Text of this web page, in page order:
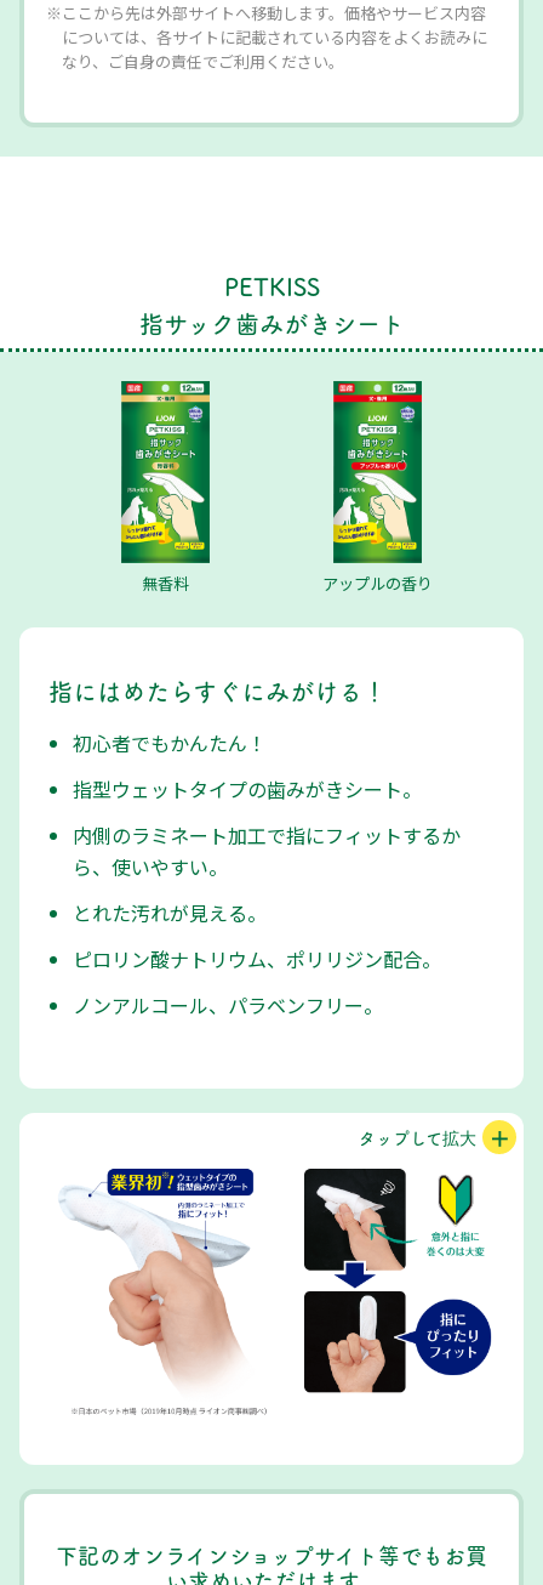
※ここから先は外部サイトへ移動します。価格やサービス内容
については、各サイトに記載されている内容をよくお読みに
なり、ご自身の責任でご利用ください。
PETKISS
指サック歯みがきシート
無香料 アップルの香り
指にはめたらすぐにみがける！
初心者でもかんたん！
指型ウェットタイプの歯みがきシート。
内側のラミネート加工で指にフィットするか
ら、使いやすい。
とれた汚れが見える。
ピロリン酸ナトリウム、ポリリジン配合。
ノンアルコール、パラベンフリー。
下記のオンラインショップサイト等でもお買